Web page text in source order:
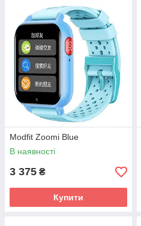
Modfit Zoomi Blue
В наявності
3 375 ₴
Купити